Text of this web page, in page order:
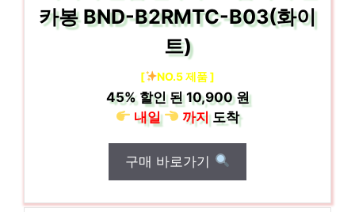
카봉 BND-B2RMTC-B03(화이
트)
[ NO.5 제품 ]
45%할인 된10,900 원
내일
까지도착
구매 바로가기